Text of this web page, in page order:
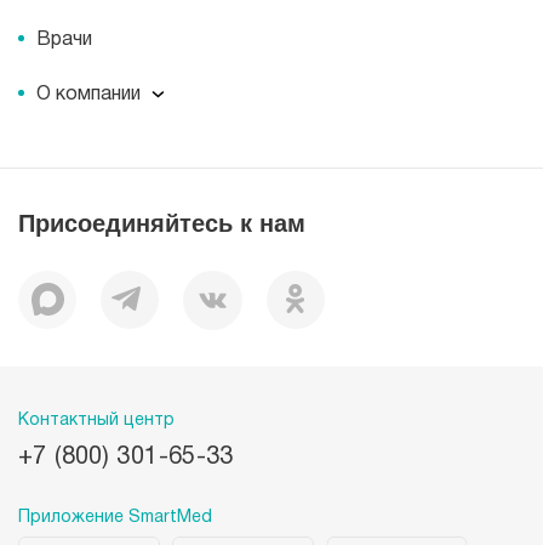
Врачи
О компании
Миссия
Корпоративная социальная ответственность
Вакансии
Присоединяйтесь к нам
Контактный центр
+7 (800) 301-65-33
Приложение SmartMed